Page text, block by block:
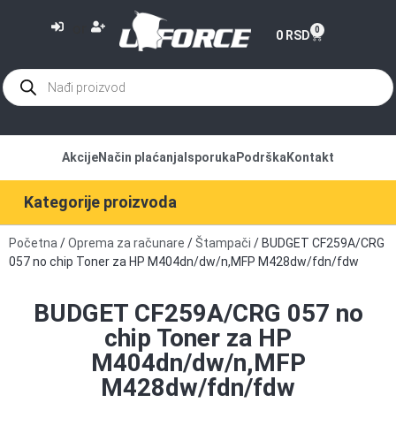
0 RSD 0
Kategorije proizvoda
AkcijeNačin plaćanja Isporuka Podrška Kontakt
Početna /Oprema za računare / Štampači / BUDGET CF259A/CRG
057 no chip Toner za HP M404dn/dw/n,MFP M428dw/fdn/fdw
BUDGET CF259A/CRG 057 no
chip Toner za HP
M404dn/dw/n,MFP
M428dw/fdn/fdw